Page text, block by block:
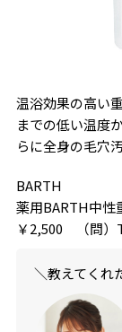
温浴効果の高い
までの低い温度
らに全身の毛穴
BARTH
薬用BARTH中性
￥2,500 （問）
＼教えてくれ